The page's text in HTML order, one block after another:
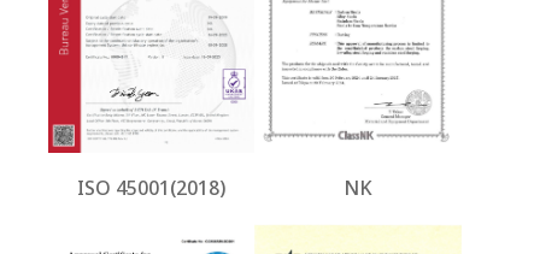
ISO 45001(2018) NK